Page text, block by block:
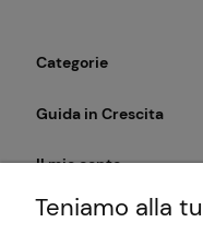
Categorie
Guida in Crescita
Il mio conto
Pagamento e
Teniamo alla